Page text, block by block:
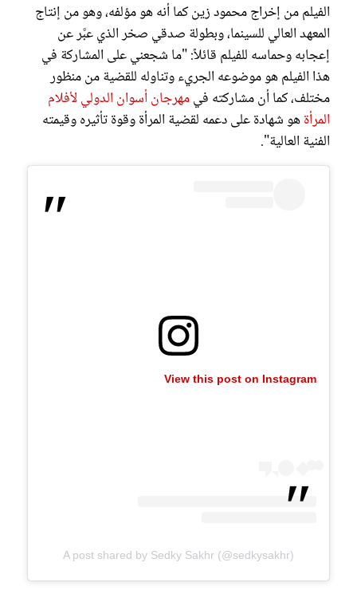
الفيلم من إخراج محمود زين كما أنه هو مؤلفه، وهو من إنتاج
المعهد العالي للسينما، وبطولة صدقي صخر الذي عبَّر عن
إعجابه وحماسه للفيلم قائلاً: "ما شجعني على المشاركة في
هذا الفيلم هو موضوعه الجريء وتناوله للقضية من منظور
مختلف، كما أن مشاركته فيمهرجان أسوان الدولي لأفلام
المرأةهو شهادة على دعمه لقضية المرأة وقوة تأثيره وقيمته
الفنية العالية".
View this post on Instagram
A post shared by Sedky Sakhr (@sedkysakhr)